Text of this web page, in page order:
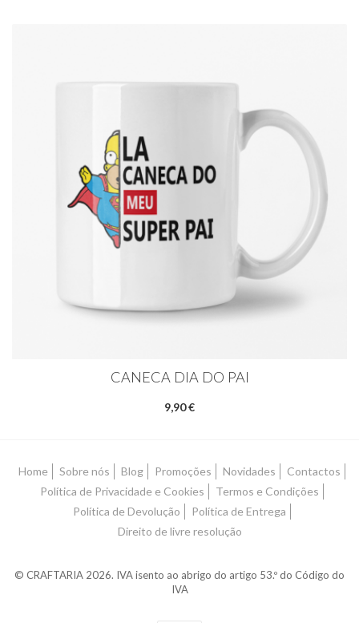
CANECA DIA DO PAI
9,90 €
Home Sobre nós Blog Promoções Novidades
Contactos
Política de Privacidade e Cookies
Termos e Condições
Política de Devolução
Política de Entrega
Direito de livre resolução
© CRAFTARIA 2026. IVA isento ao abrigo do artigo 53.º do Código do
IVA